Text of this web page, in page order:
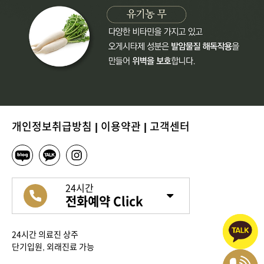
개인정보취급방침 | 이용약관 | 고객센터
24시간
전화예약 Click
24시간 의료진 상주
단기입원, 외래진료 가능